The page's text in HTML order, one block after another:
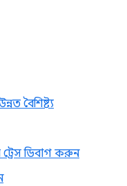
বৈশিষ্ট্য
ট্রেস ডিবাগ করুন